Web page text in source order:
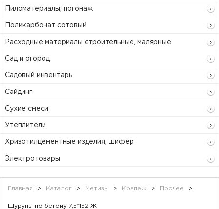
Пиломатериалы, погонаж
Поликарбонат сотовый
Расходные материалы строительные, малярные
Сад и огород
Садовый инвентарь
Сайдинг
Сухие смеси
Утеплители
Хризотилцементные изделия, шифер
Электротовары
Главная > Каталог > Метизы > Крепеж > Прочее >
Шурупы по бетону 7,5*152 Ж